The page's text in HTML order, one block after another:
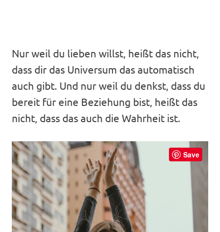
Nur weil du lieben willst, heißt das nicht,
dass dir das Universum das automatisch
auch gibt. Und nur weil du denkst, dass du
bereit für eine Beziehung bist, heißt das
nicht, dass das auch die Wahrheit ist.
Save